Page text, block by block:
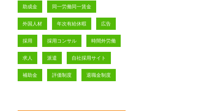
助成金 同一労働同一賃金
外国人材 年次有給休暇 広告
採用 採用コンサル 時間外労働
求人 派遣 自社採用サイト
補助金 評価制度 退職金制度